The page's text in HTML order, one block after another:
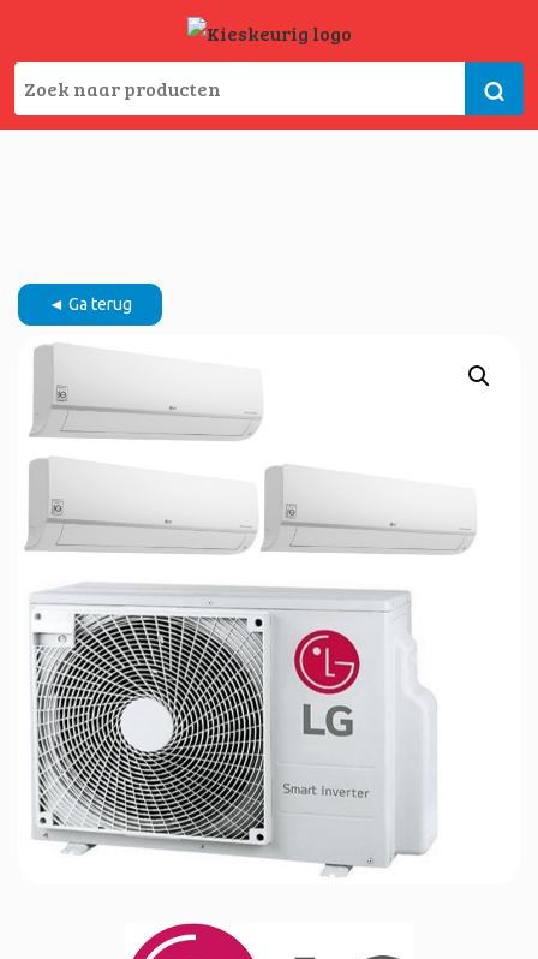
◄ Ga terug